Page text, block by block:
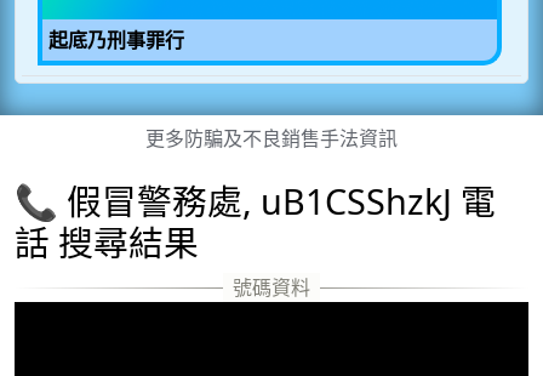
起底乃刑事罪行
更多防騙及不良銷售手法資訊
📞 假冒警務處, uB1CSShzkJ 電
話 搜尋結果